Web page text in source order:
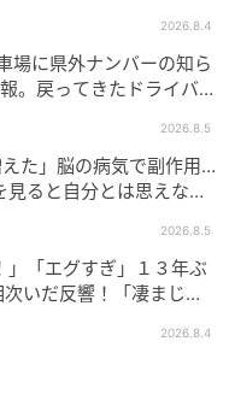
ていたあゆみの両
2026.8.4
場に県外ナンバーの知ら
。戻ってきたドライバー
2026.8.5
えた」脳の病気で副作用…
ると自分とは思えなか
2026.8.5
」「エグすぎ」１３年ぶ
次いだ反響！「凄まじく
2026.8.4